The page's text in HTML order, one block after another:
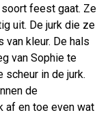
feest gaat. Ze
uit. De jurk die ze
kleur. De hals
van Sophie te
scheur in de jurk.
de
af en toe even wat